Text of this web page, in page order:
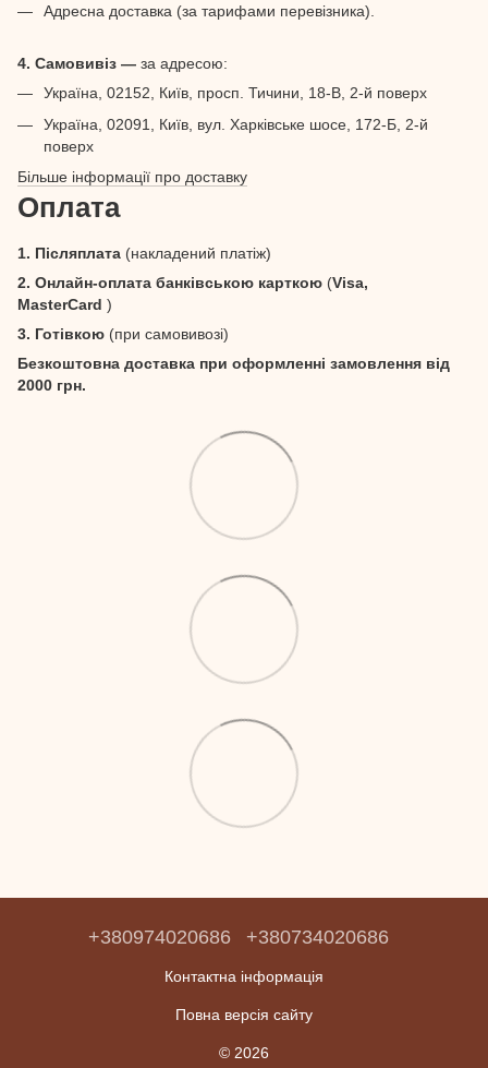
Адресна доставка (за тарифами перевізника).
4. Самовивіз — за адресою:
Україна, 02152, Київ, просп. Тичини, 18-В, 2-й поверх
Україна, 02091, Київ, вул. Харківське шосе, 172-Б, 2-й
поверх
Більше інформації про доставку
Оплата
1. Післяплата (накладений платіж)
2. Онлайн-оплата банківською карткою (Visa,
MasterCard )
3. Готівкою (при самовивозі)
Безкоштовна доставка при оформленні замовлення від
2000 грн.
+380974020686 +380734020686
Контактна інформація
Повна версія сайту
© 2026